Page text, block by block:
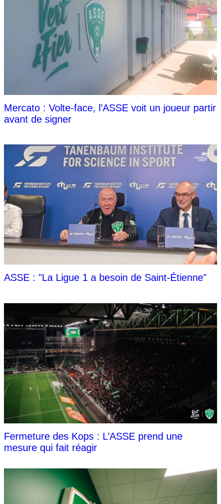
Mercato : Volte-face, l’ASSE voit un joueur partir
avant de signer
ASSE : "La Ligue 1 a besoin de Saint-Étienne"
Fermeture des Kops : L’ASSE prend une
mesure qui fait réagir